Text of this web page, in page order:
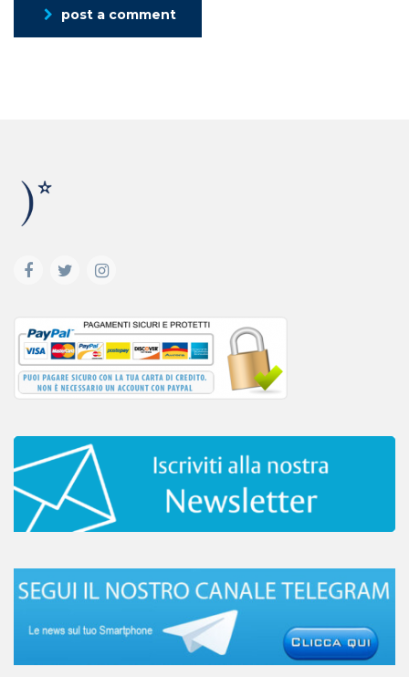
post a comment